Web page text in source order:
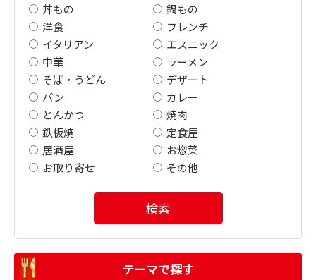
丼もの
鍋もの
洋食
フレンチ
イタリアン
エスニック
中華
ラーメン
そば・うどん
デザート
パン
カレー
とんかつ
焼肉
鉄板焼
定食屋
居酒屋
お惣菜
お取り寄せ
その他
検索
テーマで探す